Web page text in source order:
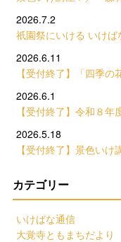
2026.7.2
祇園祭にいける いけば
2026.6.11
【受付終了】「四季
2026.6.1
【受付終了】令和８
2026.5.18
【受付終了】景色い
カテゴリー
いけばな通信
大覚寺ともまちだより